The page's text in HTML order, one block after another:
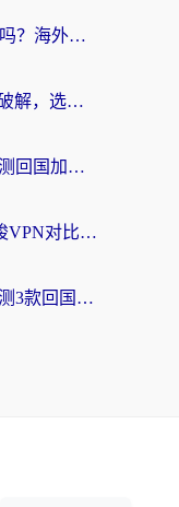
ChickCN和Unblock Youku好用吗？海外党亲测3款回国加速器，附iOS免费选择指南
海外党避坑指南：告别pc vpn 破解，选对回国加速器轻松访问国内资源
穿梭和海龟哪个好？海外党亲测回国加速器，附电脑免费VPN推荐
Quickback VPN好用吗？和穿梭VPN对比哪个回国效果更好？海外党必看的真实测评与选择指南
穿梭和快喵好用吗？海外党亲测3款回国加速器，附日本回国VPN避坑指南